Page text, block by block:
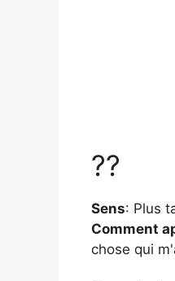
??
Sens: Plus
Comment
chose qui